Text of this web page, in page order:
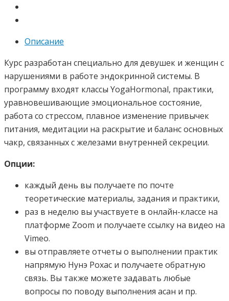
Описание
Курс разработан специально для девушек и женщин с
нарушениями в работе эндокринной системы. В
программу входят классы YogaHormonal, практики,
уравновешивающие эмоциональное состояние,
работа со стрессом, плавное изменение привычек
питания, медитации на раскрытие и баланс основных
чакр, связанных с железами внутренней секреции.
Опции:
каждый день вы получаете по почте
теоретические материалы, задания и практики,
раз в неделю вы участвуете в онлайн-классе на
платформе Zoom и получаете ссылку на видео на
Vimeo.
вы отправляете отчеты о выполнении практик
напрямую Нунэ Рохас и получаете обратную
связь. Вы также можете задавать любые
вопросы по поводу выполнения асан и пр.